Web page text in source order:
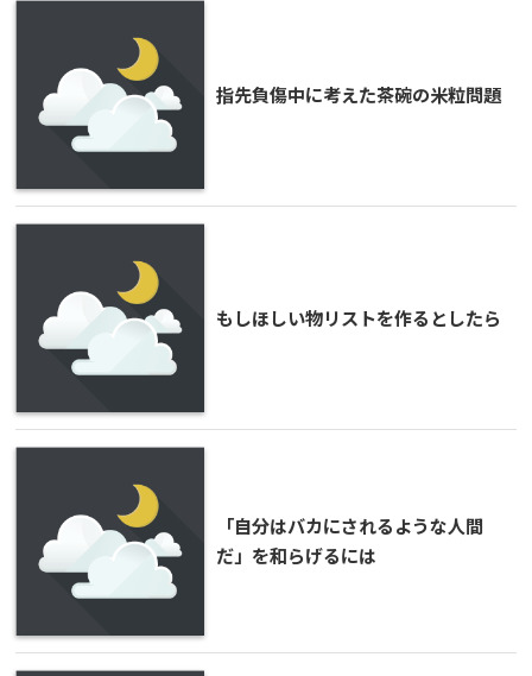
指先負傷中に考えた茶碗の米粒問題
もしほしい物リストを作るとしたら
「自分はバカにされるような人間
だ」を和らげるには